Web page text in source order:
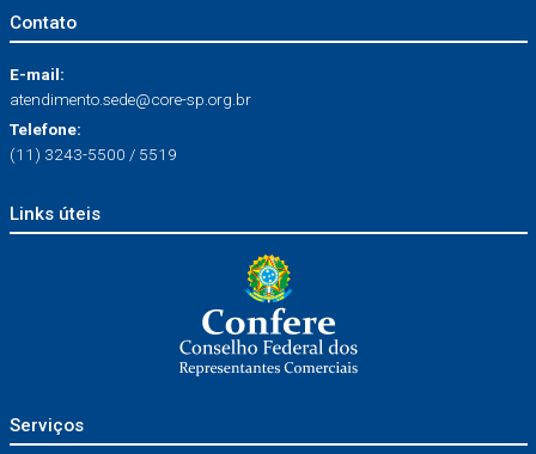
Contato
E-mail:
atendimento.sede@core-sp.org.br
Telefone:
(11) 3243-5500 / 5519
Links úteis
Serviços